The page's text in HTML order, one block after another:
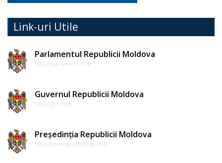
Link-uri Utile
Parlamentul Republicii Moldova
http://parlament.md/
Guvernul Republicii Moldova
http://gov.md/
Președinția Republicii Moldova
http://www.presedinte.md/